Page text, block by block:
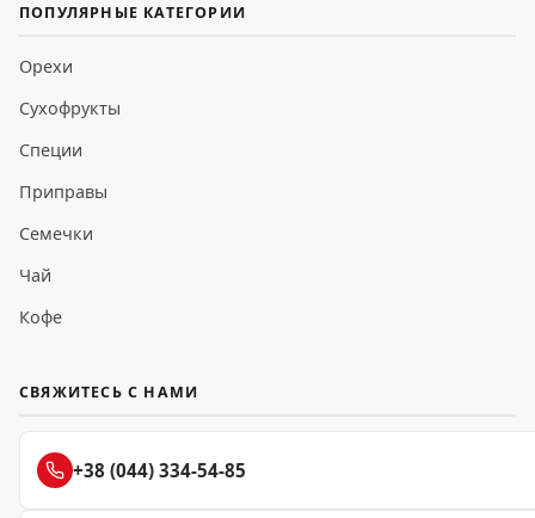
ПОПУЛЯРНЫЕ КАТЕГОРИИ
Орехи
Сухофрукты
Специи
Приправы
Семечки
Чай
Кофе
СВЯЖИТЕСЬ С НАМИ
+38 (044) 334-54-85